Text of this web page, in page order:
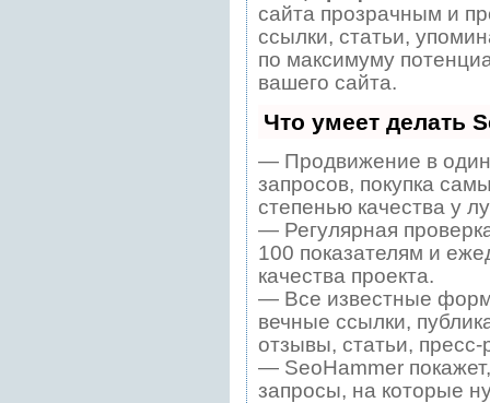
сайта прозрачным и
ссылки, статьи,
по максимуму
вашего сайта.
Что умеет делать
— Продвижение в один
запросов, покупка
степенью качества у
— Регулярная
100 показателям и
качества проекта.
— Все известные
вечные ссылки,
отзывы, статьи,
— SeoHammer
запросы, на которые